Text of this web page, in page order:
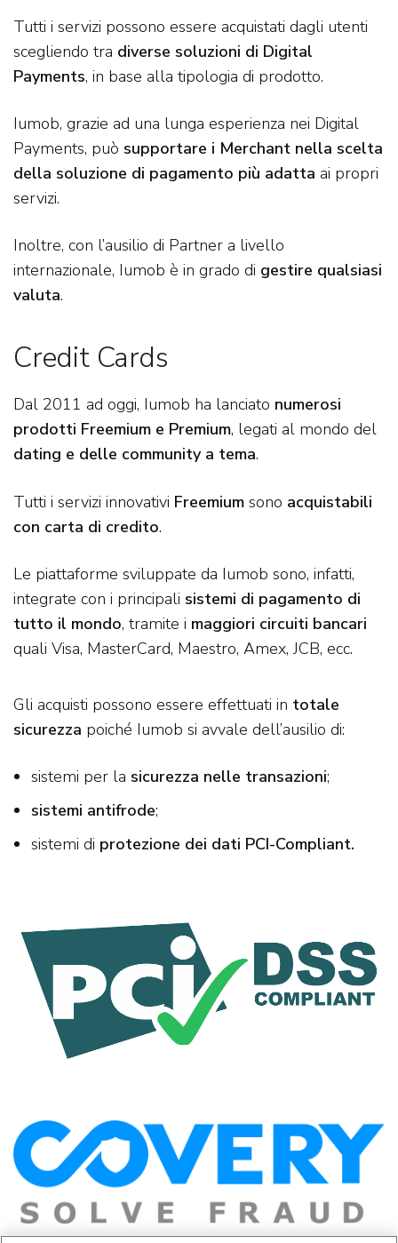
Tutti i servizi possono essere acquistati dagli utenti
scegliendo tra diverse soluzioni di Digital
Payments, in base alla tipologia di prodotto.
Iumob, grazie ad una lunga esperienza nei Digital
Payments, può supportare i Merchant nella scelta
della soluzione di pagamento più adatta ai propri
servizi.
Inoltre, con l’ausilio di Partner a livello
internazionale, Iumob è in grado di gestire qualsiasi
valuta.
Credit Cards
Dal 2011 ad oggi, Iumob ha lanciato numerosi
prodotti Freemium e Premium, legati al mondo del
dating e delle community a tema.
Tutti i servizi innovativi Freemium sono acquistabili
con carta di credito.
Le piattaforme sviluppate da Iumob sono, infatti,
integrate con i principali sistemi di pagamento di
tutto il mondo, tramite i maggiori circuiti bancari
quali Visa, MasterCard, Maestro, Amex, JCB, ecc.
Gli acquisti possono essere effettuati in totale
sicurezza poiché Iumob si avvale dell’ausilio di:
sistemi per la sicurezza nelle transazioni;
sistemi antifrode;
sistemi di protezione dei dati PCI-Compliant.